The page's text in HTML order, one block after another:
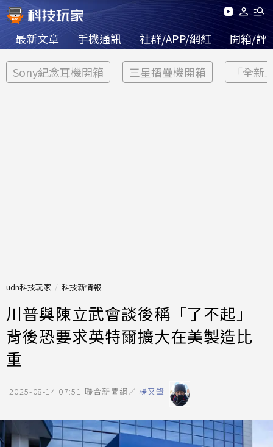
最新文章 手機通訊 社群/APP/網紅 開箱/評
Sony紀念耳機開箱 三星摺疊機開箱 「全新
udn科技玩家 科技新情報
川普與陳立武會談後稱「了不起」
背後恐要求英特爾擴大在美製造比
重
2025-08-14 07:51 聯合新聞網／ 楊又肇